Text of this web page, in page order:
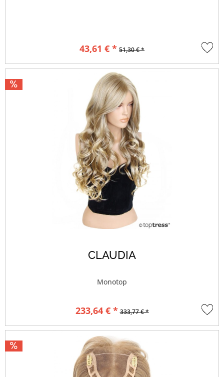
43,61 € * 51,30 € *
CLAUDIA
Monotop
233,64 € * 333,77 € *